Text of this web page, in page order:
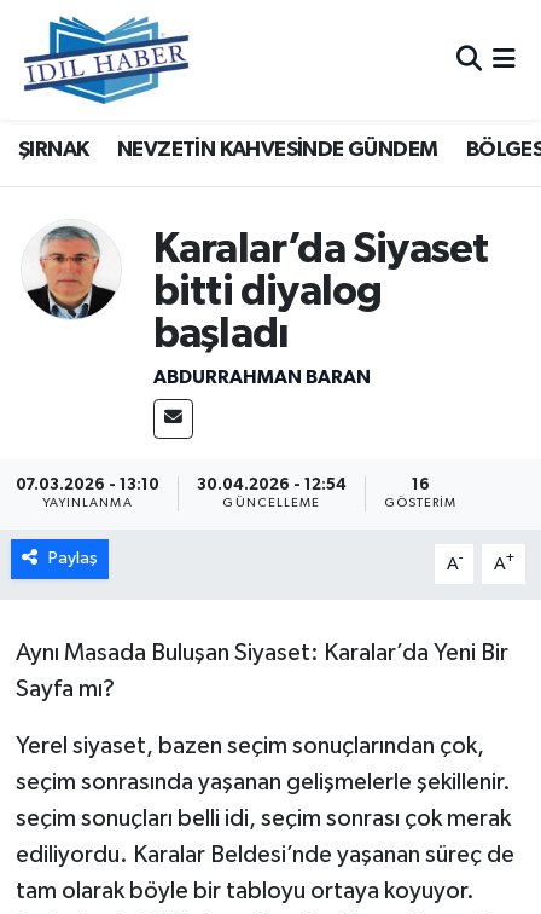
ŞIRNAK NEVZETİN KAHVESİNDE GÜNDEM
Karalar’da Siyaset
bitti diyalog
başladı
ABDURRAHMAN BARAN
07.03.2026 - 13:10
YAYINLANMA
30.04.2026 - 12:54
GÜNCELLEME
16
GÖSTERIM
Paylaş A- A+
Aynı Masada Buluşan Siyaset: Karalar’da Yeni Bir
Sayfa mı?
Yerel siyaset, bazen seçim sonuçlarından çok,
seçim sonrasında yaşanan gelişmelerle şekillenir.
seçim sonuçları belli idi, seçim sonrası çok merak
ediliyordu. Karalar Beldesi’nde yaşanan süreç de
tam olarak böyle bir tabloyu ortaya koyuyor.
Nöbetçi Eczaneler
Hava Durumu
Trafik Durumu
Süper Lig Puan Durumu ve Fikstür
Tüm Manşetler
Son Dakika Haberleri